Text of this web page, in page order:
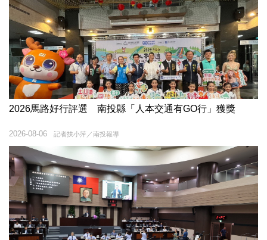
2026馬路好行評選 南投縣「人本交通有GO行」獲獎
記者扶小萍／南投報導
2026-08-06